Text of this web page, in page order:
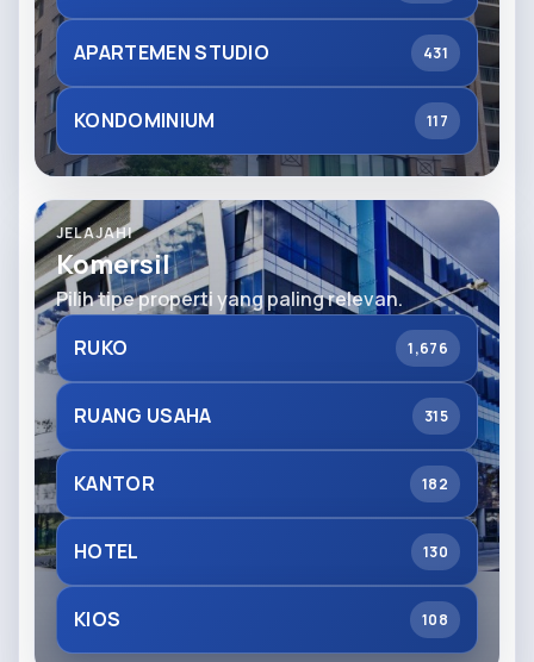
APARTEMEN STUDIO 431
KONDOMINIUM 117
JELAJAHI
Komersil
Pilih tipe properti yang paling relevan.
RUKO
1,676
RUANG USAHA 315
KANTOR 182
HOTEL 130
KIOS 108